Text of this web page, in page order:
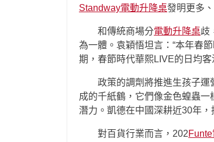
Standway電動升降桌發明更多
和傳統商場分電動升降桌歧
為一體。袁穎悟坦言：“本年春
期，春節時代華熙LIVE的日均
政策的調劑將推進生孩子
成的千紙鶴，它們像金色蝗蟲
潛力。凱德在中國深耕近30年，
對百貨行業而言，202